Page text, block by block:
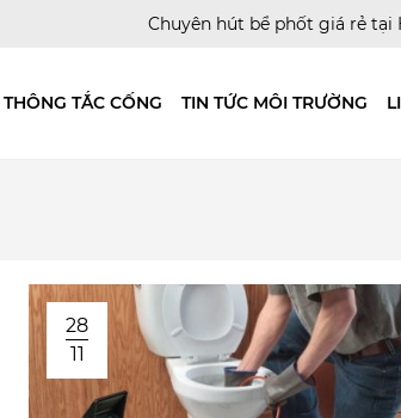
Chuyên hút bể phốt giá rẻ tại
THÔNG TẮC CỐNG TIN TỨC MÔI TRƯỜNG
28
11